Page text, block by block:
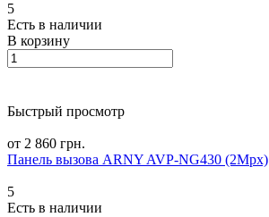
5
Есть в наличии
В корзину
Быстрый просмотр
от 2 860 грн.
Панель вызова ARNY AVP-NG430 (2Mpx)
5
Есть в наличии